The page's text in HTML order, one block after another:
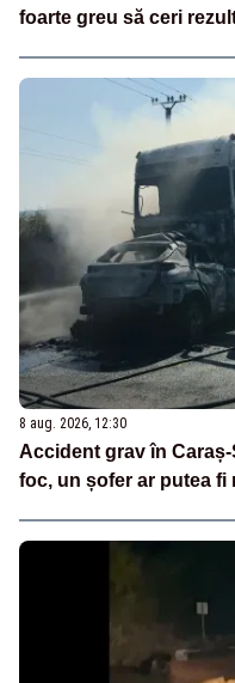
foarte greu să ceri
8 aug. 2026, 12:30
Accident grav în
foc, un șofer ar putea fi